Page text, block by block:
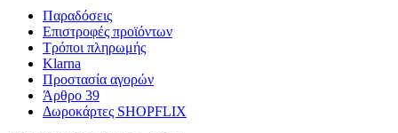
Παραδόσεις
Επιστροφές προϊόντων
Τρόποι πληρωμής
Klarna
Προστασία αγορών
Άρθρο 39
Δωροκάρτες SHOPFLIX